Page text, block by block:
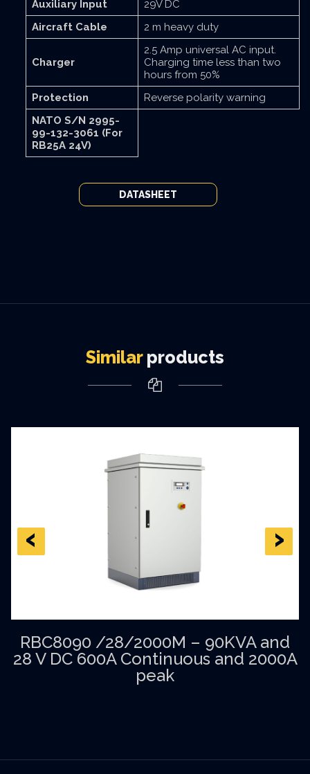
Auxiliary Input
29V DC
Aircraft Cable
2 m heavy duty
Charger
2.5 Amp universal AC input.
Charging time less than two
hours from 50%
Protection
Reverse polarity warning
NATO S/N 2995-
99-132-3061 (For
RB25A 24V)
DATASHEET
Similarproducts
RBC8090 /28/2000M – 90KVA and
28 V DC 600A Continuous and 2000A
peak
‹ ›